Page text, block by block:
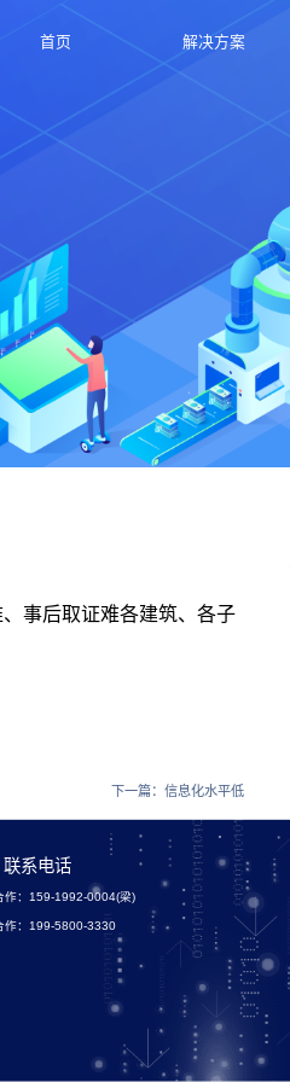
首页 解决方案
事后取证难各建筑、各子
下一篇： 信息化水平低
联系电话
作：159-1992-0004(梁)
作：199-5800-3330